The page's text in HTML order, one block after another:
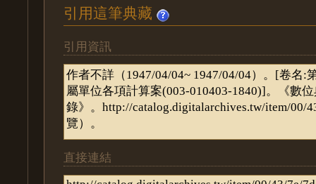
引用這筆典藏
引用資訊
直接連結